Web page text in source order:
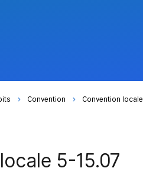
Convention Convention locale
5-15.07